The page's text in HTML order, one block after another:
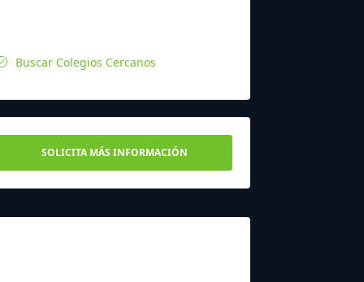
Buscar Colegios Cercanos
SOLICITA MÁS INFORMACIÓN